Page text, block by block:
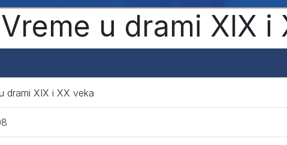
u drami XIX i
drami XIX i XX veka